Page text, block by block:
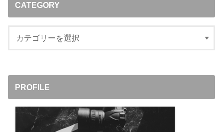
CATEGORY
PROFILE